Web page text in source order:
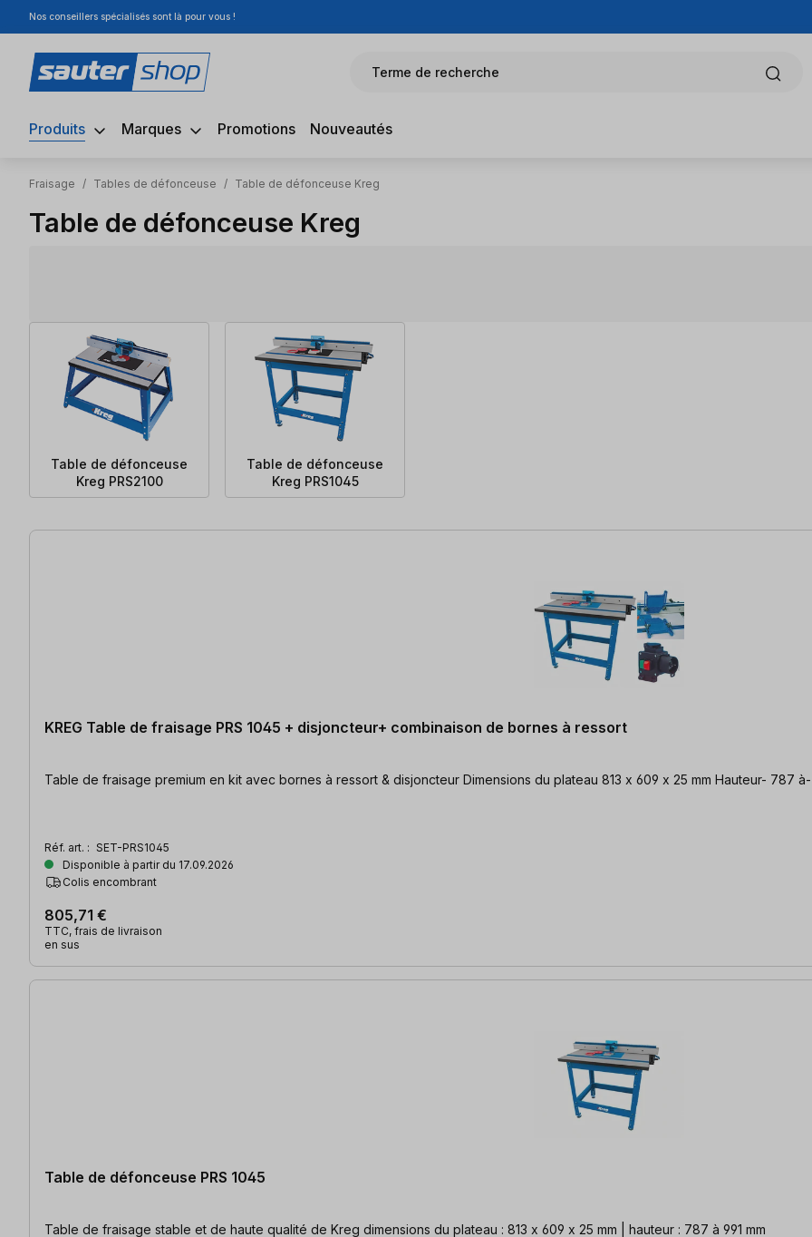
au contenu principal
Passer à la recherche
Passer à la navigation principale
Nos conseillers spécialisés sont là pour vous !
Terme de recherche
Produits Marques Promotions Nouveautés
Fraisage / Tables de défonceuse / Table de défonceuse Kreg
Table de défonceuse Kreg
Table de défonceuse
Kreg PRS2100
Table de défonceuse
Kreg PRS1045
10 articles trouvés
KREG Table de fraisage PRS 1045 + disjoncteur+ combinaison de bornes à ressort
Table de fraisage premium en kit avec bornes à ressort &
Réf. art. : SET-PRS1045
Disponible à partir du 17.09.2026
Colis encombrant
805,71 €
TTC, frais de livraison
en sus
Table de défonceuse PRS 1045
Table de fraisage stable et de haute qualité de Kreg dimensions du plateau : 813 x 609 x 25 mm | hauteur : 787 à 991 mm